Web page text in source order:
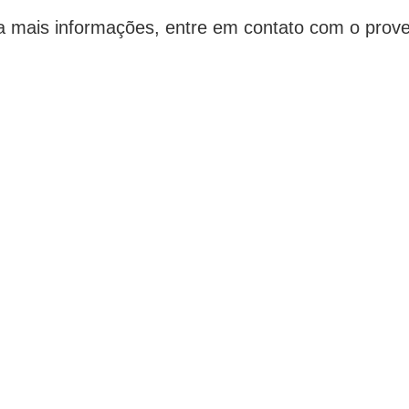
mais informações, entre em contato com o